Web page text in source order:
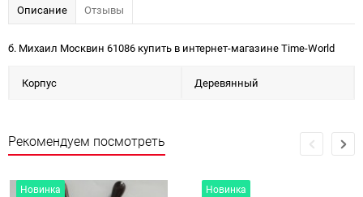
Описание Отзывы
б. Михаил Москвин 61086 купить в интернет-магазине Time-World
Корпус Деревянный
Рекомендуем посмотреть
Новинка Новинка